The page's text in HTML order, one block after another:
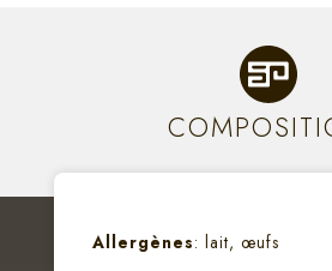
Allergènes: lait, œufs